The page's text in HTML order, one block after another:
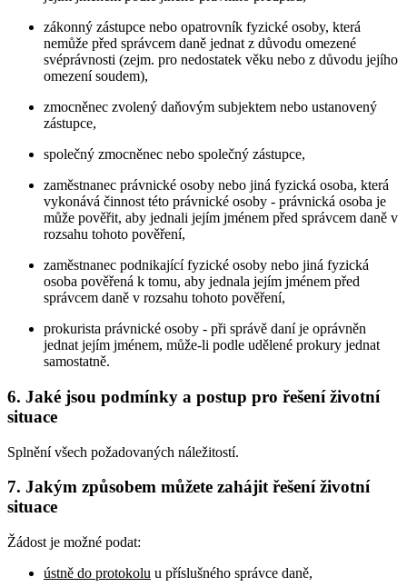
zákonný zástupce nebo opatrovník fyzické osoby, která
nemůže před správcem daně jednat z důvodu omezené
svéprávnosti (zejm. pro nedostatek věku nebo z důvodu jejího
omezení soudem),
zmocněnec zvolený daňovým subjektem nebo ustanovený
zástupce,
společný zmocněnec nebo společný zástupce,
zaměstnanec právnické osoby nebo jiná fyzická osoba, která
vykonává činnost této právnické osoby - právnická osoba je
může pověřit, aby jednali jejím jménem před správcem daně v
rozsahu tohoto pověření,
zaměstnanec podnikající fyzické osoby nebo jiná fyzická
osoba pověřená k tomu, aby jednala jejím jménem před
správcem daně v rozsahu tohoto pověření,
prokurista právnické osoby - při správě daní je oprávněn
jednat jejím jménem, může-li podle udělené prokury jednat
samostatně.
6. Jaké jsou podmínky a postup pro řešení životní
situace
Splnění všech požadovaných náležitostí.
7. Jakým způsobem můžete zahájit řešení životní
situace
Žádost je možné podat:
ústně do protokolu u příslušného správce daně,